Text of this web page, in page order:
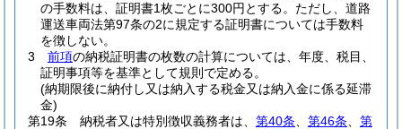
の手数料は、証明書1枚ごとに300円とする。 ただし、道路
運送車両法第97条の2に規定する証明書については手数料
を徴しない。
3
前項の納税証明書の枚数の計算については、年度、税目、
証明事項等を基準として規則で定める。
(納期限後に納付し又は納入する税金又は納入金に係る延滞
金)
第19条
納税者又は特別徴収義務者は、 第40条 第46条
第